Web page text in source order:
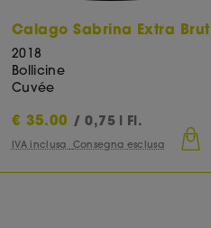
Calago Sabrina Extra Brut
2018
Bollicine
Cuvée
€ 35.00 / 0,75 l Fl.
IVA inclusa Consegna esclusa